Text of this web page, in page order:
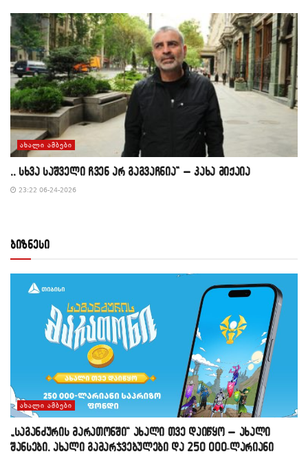
ᲐᲮᲐᲚᲘ ᲐᲛᲑᲔᲑᲘ
,, სხვა საშველი ჩვენ არ გაგვაჩნია” – კახა მიქაია
23:22 06-24-2026
ბიზნესი
ᲐᲮᲐᲚᲘ ᲐᲛᲑᲔᲑᲘ
„საგანძურის მარათონში“ ახალი თვე დაიწყო – ახალი
შანსები, ახალი გამარჯვებულები და 250 000-ლარიანი